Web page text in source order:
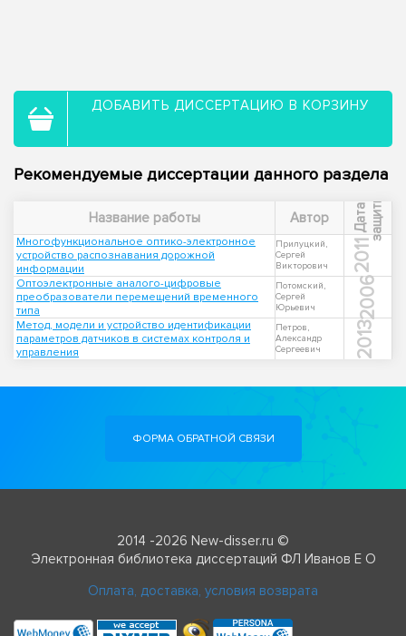
ДОБАВИТЬ ДИССЕРТАЦИЮ В КОРЗИНУ
Рекомендуемые диссертации данного раздела
Название работы Автор Д
а
т
а
з
а
щ
и
т ы
Многофункциональное оптико-электронное
устройство распознавания дорожной
информации
Прилуцкий,
Сергей
Викторович
2011
Оптоэлектронные аналого-цифровые
преобразователи перемещений временного
типа
Потомский,
Сергей
Юрьевич
2006
Метод, модели и устройство идентификации
параметров датчиков в системах контроля и
управления
Петров,
Александр
Сергеевич
2013
ФОРМА ОБРАТНОЙ СВЯЗИ
2014 -2026 New-disser.ru ©
Электронная библиотека диссертаций ФЛ Иванов Е О
Оплата, доставка, условия возврата